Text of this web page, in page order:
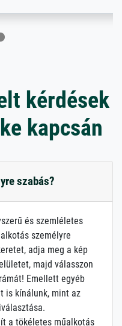
kérdések
kapcsán
szabás?
és szemléletes
személyre
adja meg a kép
majd válasszon
Emellett egyéb
is kínálunk, mint az
a tökéletes műalkotás